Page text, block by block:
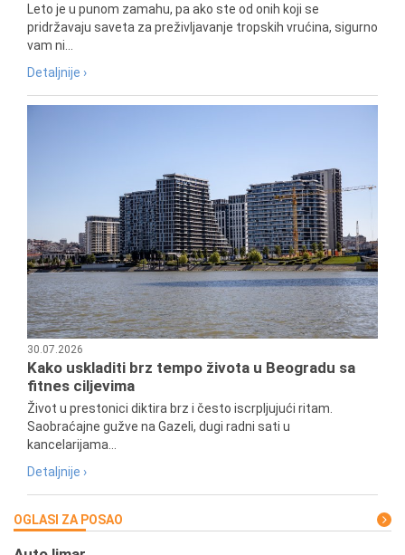
Leto je u punom zamahu, pa ako ste od onih koji se
pridržavaju saveta za preživljavanje tropskih vrućina, sigurno
vam ni...
Detaljnije ›
30.07.2026
Kako uskladiti brz tempo života u Beogradu sa
fitnes ciljevima
Život u prestonici diktira brz i često iscrpljujući ritam.
Saobraćajne gužve na Gazeli, dugi radni sati u
kancelarijama...
Detaljnije ›
OGLASI ZA POSAO